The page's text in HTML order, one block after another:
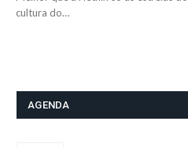
cultura do…
AGENDA